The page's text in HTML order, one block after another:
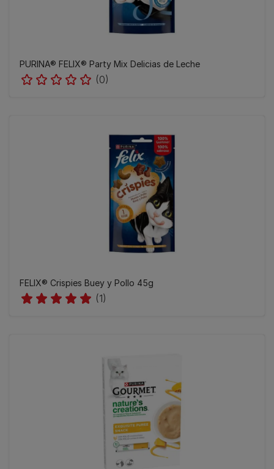
PURINA® FELIX® Party Mix Delicias de Leche
(0)
FELIX® Crispies Buey y Pollo 45g
(1)